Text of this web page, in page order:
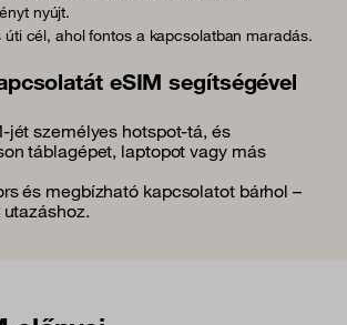
nyújt.
úti cél, ahol fontos a kapcsolatban maradás.
eSIM segítségével
jét személyes hotspot-tá, és
táblagépet, laptopot vagy más
és megbízható kapcsolatot bárhol –